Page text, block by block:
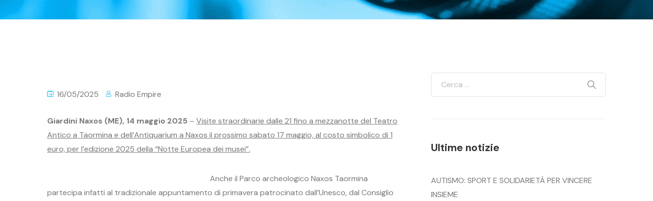
16/05/2025 Radio Empire
Giardini Naxos (ME), 14 maggio 2025 – Visite straordinarie dalle 21 fino a mezzanotte del Teatro
Antico a Taormina e dell’Antiquarium a Naxos il prossimo sabato 17 maggio, al costo simbolico di 1
euro, per l’edizione 2025 della “Notte Europea dei musei”.
Anche il Parco archeologico Naxos Taormina
partecipa infatti al tradizionale appuntamento di primavera patrocinato dall’Unesco, dal Consiglio
Ultime notizie
AUTISMO: SPORT E SOLIDARIETÀ PER VINCERE
INSIEME